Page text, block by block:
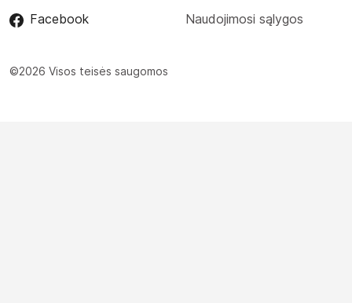
Facebook Naudojimosi sąlygos
©2026 Visos teisės saugomos